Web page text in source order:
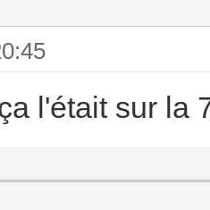
l'était sur la